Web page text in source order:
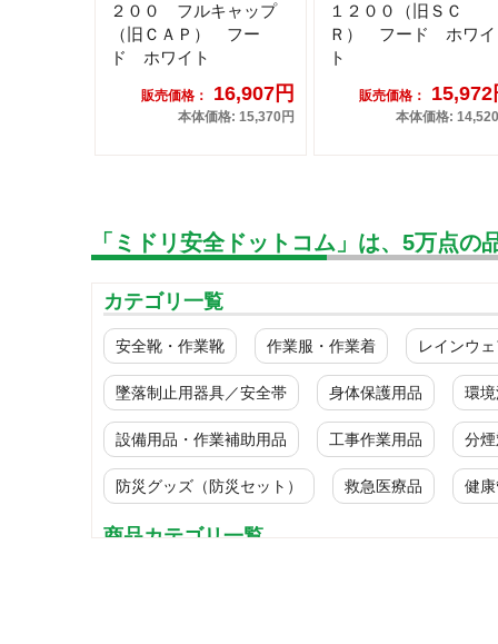
２００ フルキャップ
（旧ＣＡＰ） フー
ド ホワイト
販売価格： 16,907円
本体価格: 15,370円
１２００（旧ＳＣ
Ｒ） フード ホワイ
ト
販売価格： 15,972
本体価格:
「ミドリ安全ドットコム」は、5万点
カテゴリ一覧
安全靴・作業靴 作業服・作業着 レインウ
墜落制止用器具／安全帯 身体保護用品 環
設備用品・作業補助用品 工事作業用品 分
防災グッズ（防災セット） 救急医療品 健
商品カテゴリ一覧